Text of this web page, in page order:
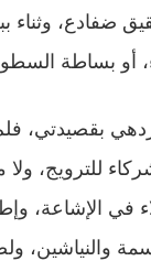
ضفادع، وثناء
أو بساطة
بقصيدتي،
للترويج،
في الإشاعة،
والنياشين،